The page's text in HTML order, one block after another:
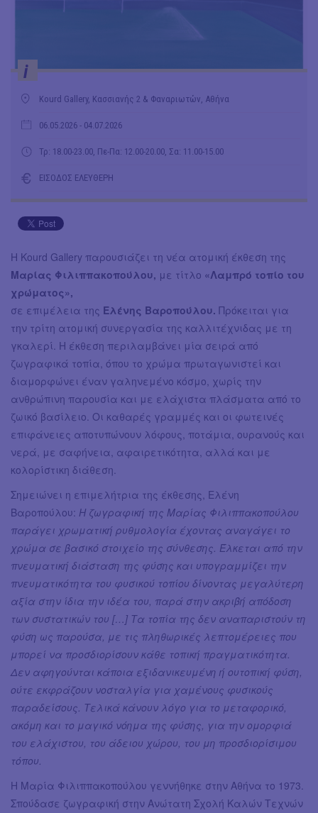
i
Kourd Gallery, Κασσιανής 2 & Φαναριωτών, Αθήνα
06.05.2026 - 04.07.2026
Τρ: 18.00-23.00, Πε-Πα: 12.00-20.00, Σα: 11.00-15.00
ΕΙΣΟΔΟΣ ΕΛΕΥΘΕΡΗ
Η Kourd Gallery παρουσιάζει τη νέα ατομική έκθεση της
Μαρίας Φιλιππακοπούλου, με τίτλο «Λαμπρό τοπίο του
χρώματος»,
σε επιμέλεια της Ελένης Βαροπούλου. Πρόκειται για
την τρίτη ατομική συνεργασία της καλλιτέχνιδας με τη
γκαλερί. Η έκθεση περιλαμβάνει μία σειρά από
ζωγραφικά τοπία, όπου το χρώμα πρωταγωνιστεί και
διαμορφώνει έναν γαληνεμένο κόσμο, χωρίς την
ανθρώπινη παρουσία και με ελάχιστα πλάσματα από το
ζωικό βασίλειο. Οι καθαρές γραμμές και οι φωτεινές
επιφάνειες αποτυπώνουν λόφους, ποτάμια, ουρανούς και
νερά, με σαφήνεια, αφαιρετικότητα, αλλά και με
κολορίστικη διάθεση.
Σημειώνει η επιμελήτρια της έκθεσης, Ελένη
Βαροπούλου: Η ζωγραφική της Μαρίας Φιλιππακοπούλου
παράγει χρωματική ρυθμολογία έχοντας αναγάγει το
χρώμα σε βασικό στοιχείο της σύνθεσης. Έλκεται από την
πνευματική διάσταση της φύσης και υπογραμμίζει την
πνευματικότητα του φυσικού τοπίου δίνοντας μεγαλύτερη
αξία στην ίδια την ιδέα του, παρά στην ακριβή απόδοση
των συστατικών του […] Τα τοπία της δεν αναπαριστούν τη
φύση ως παρούσα, με τις πληθωρικές λεπτομέρειες που
μπορεί να προσδιορίσουν κάθε τοπική πραγματικότητα.
Δεν αφηγούνται κάποια εξιδανικευμένη ή ουτοπική φύση,
ούτε εκφράζουν νοσταλγία για χαμένους φυσικούς
παραδείσους. Τελικά κάνουν λόγο για το μεταφορικό,
ακόμη και το μαγικό νόημα της φύσης, για την ομορφιά
του ελάχιστου, του άδειου χώρου, του μη προσδιορίσιμου
τόπου.
Η Μαρία Φιλιππακοπούλου γεννήθηκε στην Αθήνα το 1973.
Σπούδασε ζωγραφική στην Ανώτατη Σχολή Καλών Τεχνών